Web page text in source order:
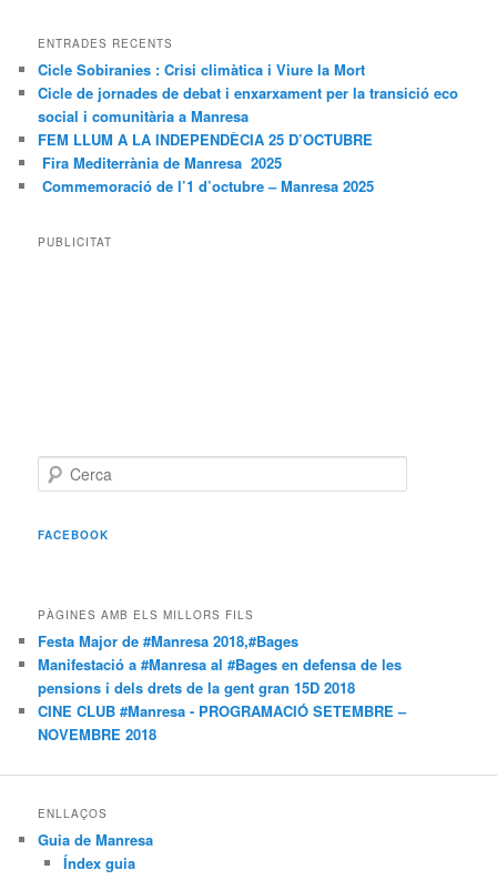
ENTRADES RECENTS
Cicle Sobiranies : Crisi climàtica i Viure la Mort
Cicle de jornades de debat i enxarxament per la transició eco
social i comunitària a Manresa
FEM LLUM A LA INDEPENDÈCIA 25 D’OCTUBRE
Fira Mediterrània de Manresa 2025
Commemoració de l’1 d’octubre – Manresa 2025
PUBLICITAT
e
c
FACEBOOK
PÀGINES AMB ELS MILLORS FILS
Festa Major de #Manresa 2018,#Bages
Manifestació a #Manresa al #Bages en defensa de les
pensions i dels drets de la gent gran 15D 2018
CINE CLUB #Manresa - PROGRAMACIÓ SETEMBRE –
NOVEMBRE 2018
ENLLAÇOS
Guia de Manresa
Índex guia